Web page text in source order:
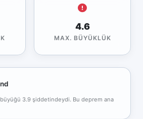
4.6
MAX. BÜYÜKLÜK
büyüğü 3.9 şiddetindeydi. Bu deprem ana